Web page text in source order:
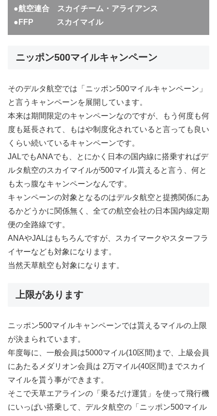
●航空連合 スカイチーム・アライアンス
●FFP スカイマイル
ニッポン500マイルキャンペーン
そのデルタ航空では「ニッポン500マイルキャンペーン」
と言うキャンペーンを展開しています。
本来は期間限定のキャンペーンなのですが、もう何度も何
度も延長されて、もはや制度化されていると言っても良い
くらい続いているキャンペーンです。
JALでもANAでも、とにかく日本の国内線に搭乗すればデ
ルタ航空のスカイマイルが500マイル貰えると言う、何と
も太っ腹なキャンペーンなんです。
キャンペーンの対象となるのはデルタ航空と提携関係にあ
るかどうかに関係無く、全ての航空会社の日本国内線定期
便の全路線です。
ANAやJALはもちろんですが、スカイマークやスターフラ
イヤーなども対象になります。
当然天草航空も対象になります。
上限があります
ニッポン500マイルキャンペーンでは貰えるマイルの上限
が決まられています。
年度毎に、一般会員は5000マイル(10区間)まで、上級会員
にあたるメダリオン会員は 2万マイル(40区間)までスカイ
マイルを貰う事ができます。
そこで天草エアラインの「乗るだけ運賃」を使って飛行機
にいっぱい搭乗して、デルタ航空の「ニッポン500マイル